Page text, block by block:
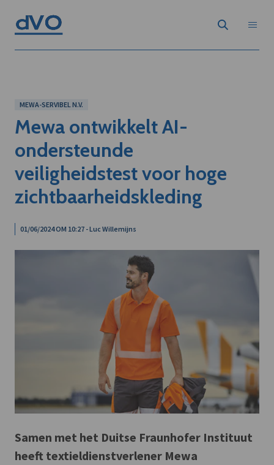
MEWA-SERVIBEL N.V.
Mewa ontwikkelt AI-
ondersteunde
veiligheidstest voor hoge
zichtbaarheidskleding
01/06/2024 OM 10:27 - Luc Willemijns
Samen met het Duitse Fraunhofer Instituut
heeft textieldienstverlener Mewa